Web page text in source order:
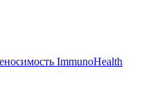
ImmunoHealth